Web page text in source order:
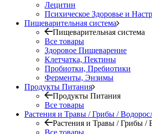
Лецитин
Психическое Здоровье и
Пищеварительная система
Пищеварительная система
Все товары
Здоровое Пищеварение
Клетчатка, Пектины
Пробиотки, Пребиотики
Ферменты, Энзимы
Продукты Питания
Продукты Питания
Все товары
Растения и Травы / Грибы /
Растения и Травы / Грибы /
Все товары